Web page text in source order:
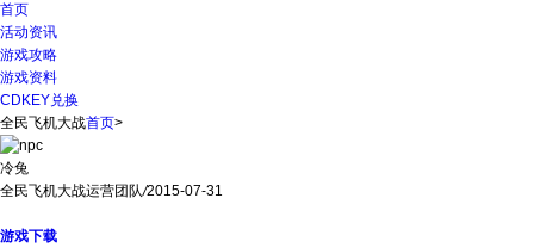
首页
活动资讯
游戏攻略
游戏资料
CDKEY兑换
全民飞机大战首页>
冷兔
全民飞机大战运营团队/2015-07-31
游戏下载